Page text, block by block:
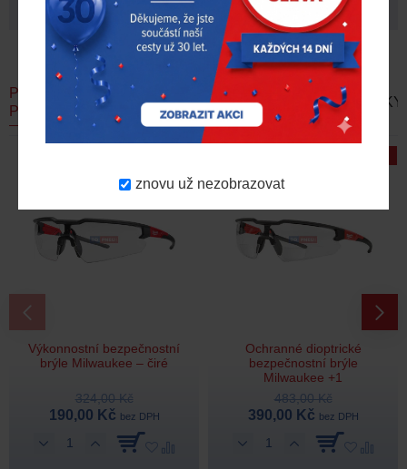
znovu už nezobrazovat
PODOBNÉ
PRODUKTY
AKČNÍ
NABÍDKA
DOPORUČUJEME NOVINKY
Výkonnostní bezpečnostní
brýle Milwaukee – čiré
324,00 Kč
190,00 Kč bez DPH
Ochranné dioptrické
bezpečnostní brýle
Milwaukee +1
483,00 Kč
390,00 Kč bez DPH